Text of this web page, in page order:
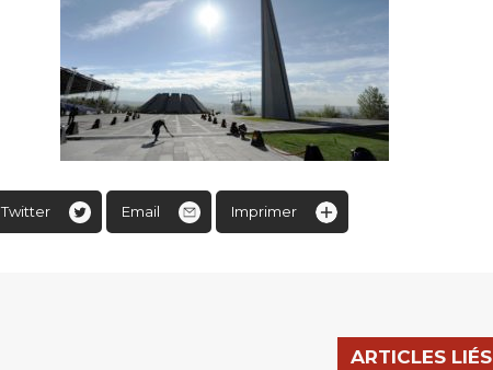
Twitter Email Imprimer
ARTICLES LIÉS